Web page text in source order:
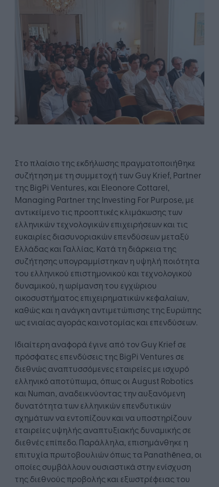
Στο πλαίσιο της εκδήλωσης πραγματοποιήθηκε
συζήτηση με τη συμμετοχή των Guy Krief, Partner
της BigPi Ventures, και Eleonore Cottarel,
Managing Partner της Investing For Purpose, με
αντικείμενο τις προοπτικές κλιμάκωσης των
ελληνικών τεχνολογικών επιχειρήσεων και τις
ευκαιρίες διασυνοριακών επενδύσεων μεταξύ
Ελλάδας και Γαλλίας. Κατά τη διάρκεια της
συζήτησης υπογραμμίστηκαν η υψηλή ποιότητα
του ελληνικού επιστημονικού και τεχνολογικού
δυναμικού, η ωρίμανση του εγχώριου
οικοσυστήματος επιχειρηματικών κεφαλαίων,
καθώς και η ανάγκη αντιμετώπισης της Ευρώπης
ως ενιαίας αγοράς καινοτομίας και επενδύσεων.
Ιδιαίτερη αναφορά έγινε από τον Guy Krief σε
πρόσφατες επενδύσεις της BigPi Ventures σε
διεθνώς αναπτυσσόμενες εταιρείες με ισχυρό
ελληνικό αποτύπωμα, όπως οι August Robotics
και Numan, αναδεικνύοντας την αυξανόμενη
δυνατότητα των ελληνικών επενδυτικών
σχημάτων να εντοπίζουν και να υποστηρίζουν
εταιρείες υψηλής αναπτυξιακής δυναμικής σε
διεθνές επίπεδο. Παράλληλα, επισημάνθηκε η
επιτυχία πρωτοβουλιών όπως τα Panathēnea, οι
οποίες συμβάλλουν ουσιαστικά στην ενίσχυση
της διεθνούς προβολής και εξωστρέφειας του